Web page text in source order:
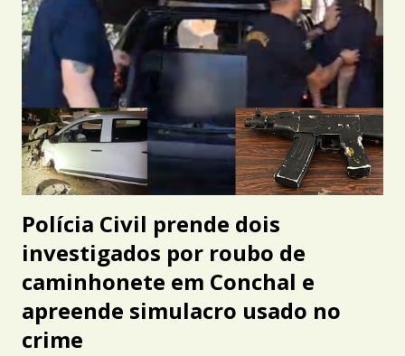
Polícia Civil prende dois
investigados por roubo de
caminhonete em Conchal e
apreende simulacro usado no
crime